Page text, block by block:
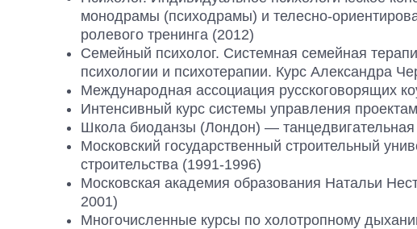
монодрамы (психодрамы) и телесно-
ролевого тренинга (2012)
Семейный психолог. Системная семейная
психологии и психотерапии. Курс Александра
Международная ассоциация русскоговорящих
Интенсивный курс системы управления
Школа биоданзы (Лондон) — танцедвигательная
Московский государственный строительный
строительства (1991-1996)
Московская академия образования Натальи
2001)
Многочисленные курсы по холотропному